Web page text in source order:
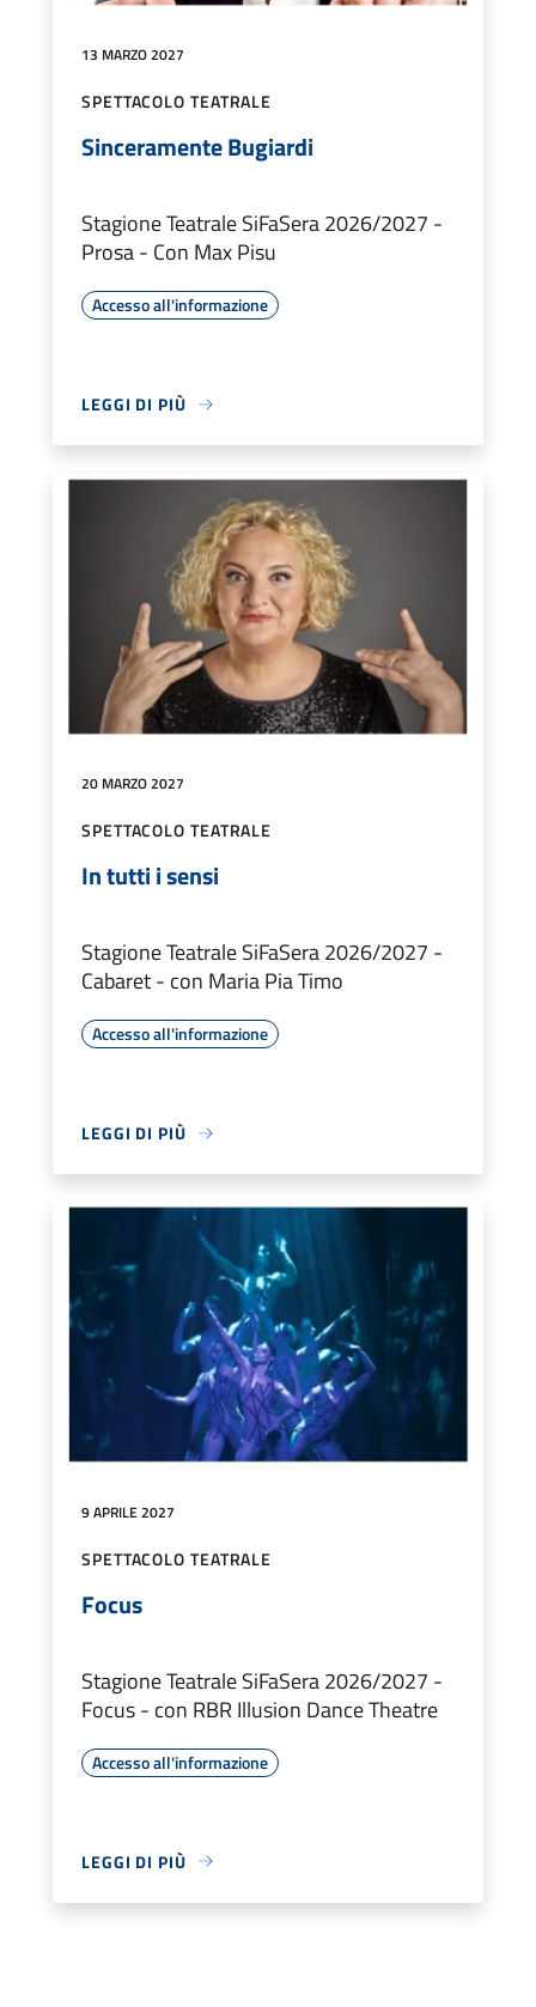
13 MARZO 2027
SPETTACOLO TEATRALE
Sinceramente Bugiardi
Stagione Teatrale SiFaSera 2026/2027 -
Prosa - Con Max Pisu
Accesso all'informazione
LEGGI DI PIÙ
20 MARZO 2027
SPETTACOLO TEATRALE
In tutti i sensi
Stagione Teatrale SiFaSera 2026/2027 -
Cabaret - con Maria Pia Timo
Accesso all'informazione
LEGGI DI PIÙ
9 APRILE 2027
SPETTACOLO TEATRALE
Focus
Stagione Teatrale SiFaSera 2026/2027 -
Focus - con RBR Illusion Dance Theatre
Accesso all'informazione
LEGGI DI PIÙ